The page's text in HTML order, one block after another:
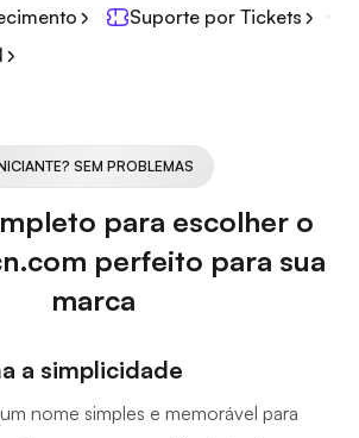
Suporte por Tickets
SEM PROBLEMAS
para escolher o
perfeito para sua
marca
a simplicidade
nome simples e memorável para